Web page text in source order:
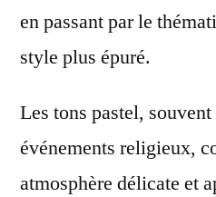
en passant par le
style plus épuré.
Les tons pastel,
événements religieux,
atmosphère délicate et